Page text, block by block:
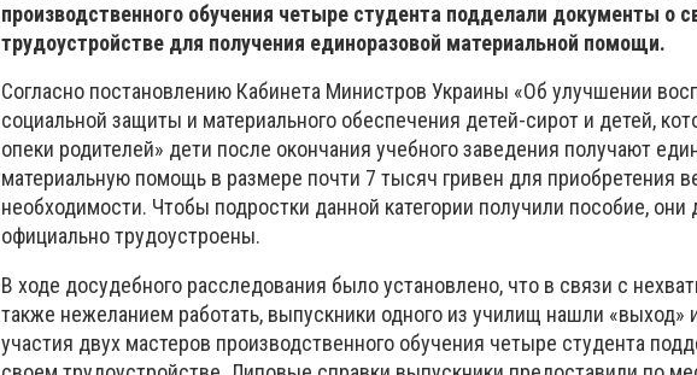
производственного обучения четыре студента подделали документы о
трудоустройстве для получения единоразовой материальной помощи.
Согласно постановлению Кабинета Министров Украины «Об улучшении
социальной защиты и материального обеспечения детей-сирот и детей,
опеки родителей» дети после окончания учебного заведения получают
материальную помощь в размере почти 7 тысяч гривен для приобретения
необходимости. Чтобы подростки данной категории получили пособие,
официально трудоустроены.
В ходе досудебного расследования было установлено, что в связи с
также нежеланием работать, выпускники одного из училищ нашли «выход»
участия двух мастеров производственного обучения четыре студента